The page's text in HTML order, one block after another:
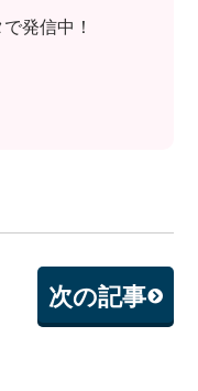
発信中！
次の記事